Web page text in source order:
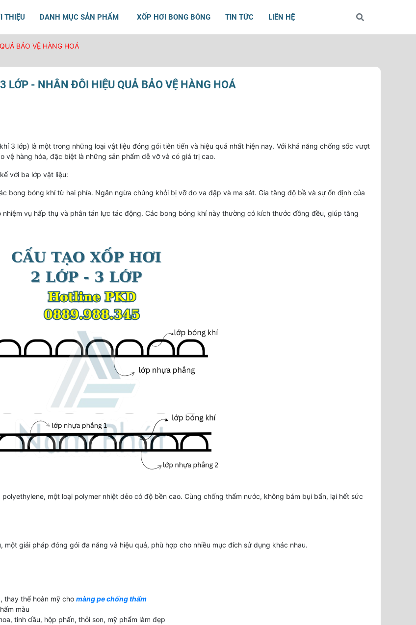
THIỆU DANH MỤC SẢN PHẨM XỐP HƠI BONG BÓNG TIN TỨC LIÊN HỆ
BẢO VỆ HÀNG HOÁ
LỚP - NHÂN ĐÔI HIỆU QUẢ BẢO VỆ HÀNG HOÁ
3 lớp) là một trong những loại vật liệu đóng gói tiên tiến và hiệu quả nhất hiện nay. Với khả năng chống sốc vượt
hàng hóa, đặc biệt là những sản phẩm dễ vỡ và có giá trị cao.
với ba lớp vật liệu:
bong bóng khí từ hai phía. Ngăn ngừa chúng khỏi bị vỡ do va đập và ma sát. Gia tăng độ bề và sự ổn định của
vụ hấp thụ và phân tán lực tác động. Các bong bóng khí này thường có kích thước đồng đều, giúp tăng
một loại polymer nhiệt dẻo có độ bền cao. Cùng chống thấm nước, không bám bụi bẩn, lại hết sức
giải pháp đóng gói đa năng và hiệu quả, phù hợp cho nhiều mục đích sử dụng khác nhau.
thay thế hoàn mỹ cho màng pe chống thấm
màu
tinh dầu, hộp phấn, thỏi son, mỹ phẩm làm đẹp